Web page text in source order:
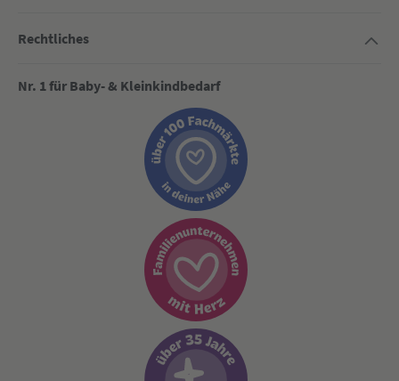
Rechtliches
Nr. 1 für Baby- & Kleinkindbedarf